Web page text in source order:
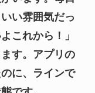
い雰囲気だっ
これから！」
す。アプリの
に、ラインで